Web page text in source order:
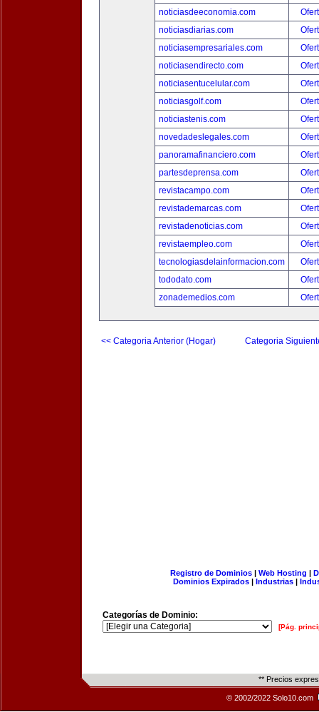
noticiasdeeconomia.com
noticiasdiarias.com
noticiasempresariales.com
noticiasendirecto.com
noticiasentucelular.com
noticiasgolf.com
noticiastenis.com
novedadeslegales.com
panoramafinanciero.com
partesdeprensa.com
revistacampo.com
revistademarcas.com
revistadenoticias.com
revistaempleo.com
tecnologiasdelainformacion.com
tododato.com
zonademedios.com
<< Categoria Anterior (Hogar) Categoria
Registro de Dominios| Web Hosting |
Dominios Expirados | Industrias |
Categorías de Dominio:
[Pág.
** Precios
© 2002/2022 Solo10.com